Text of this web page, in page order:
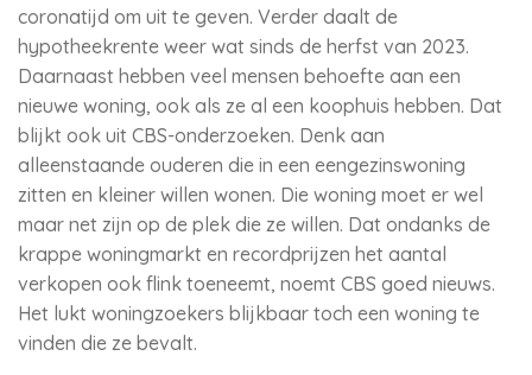
coronatijd om uit te geven. Verder daalt de
hypotheekrente weer wat sinds de herfst van 2023.
Daarnaast hebben veel mensen behoefte aan een
nieuwe woning, ook als ze al een koophuis hebben. Dat
blijkt ook uit CBS-onderzoeken. Denk aan
alleenstaande ouderen die in een eengezinswoning
zitten en kleiner willen wonen. Die woning moet er wel
maar net zijn op de plek die ze willen. Dat ondanks de
krappe woningmarkt en recordprijzen het aantal
verkopen ook flink toeneemt, noemt CBS goed nieuws.
Het lukt woningzoekers blijkbaar toch een woning te
vinden die ze bevalt.